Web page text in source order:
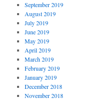
September 2019
August 2019
July 2019
June 2019
May 2019
April 2019
March 2019
February 2019
January 2019
December 2018
November 2018